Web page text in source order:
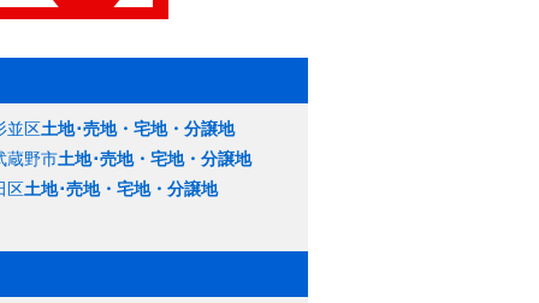
並区土地･売地・宅地・分譲地
蔵野市土地･売地・宅地・分譲地
区土地･売地・宅地・分譲地